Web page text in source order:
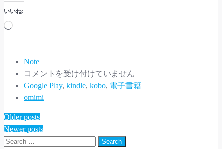
いいね:
読
み
中…
Note
kobo
に
振
回
さ
れ
コメントを受け付けていません
Google Play, kindle, kobo, 電子書籍
omimi
Post
navigation
Older posts
Newer posts
Search